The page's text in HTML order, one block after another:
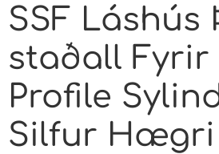
SSF Láshús
staðall Fyrir
Profile
Silfur Hægri